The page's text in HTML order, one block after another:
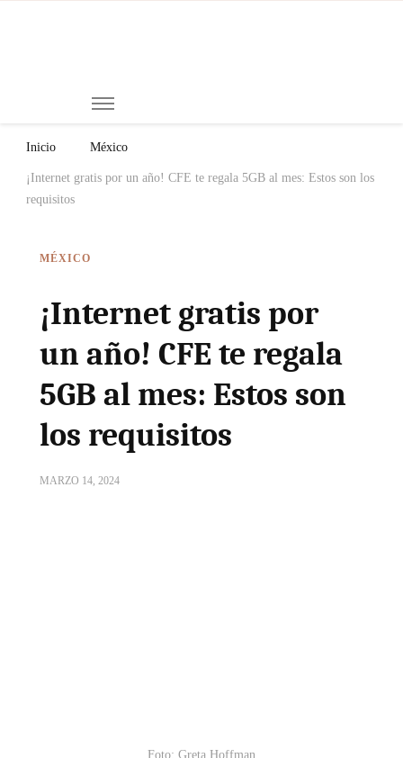
Inicio México
¡Internet gratis por un año! CFE te regala 5GB al mes: Estos son los
requisitos
MÉXICO
¡Internet gratis por
un año! CFE te regala
5GB al mes: Estos son
los requisitos
MARZO 14, 2024
Foto: Greta Hoffman